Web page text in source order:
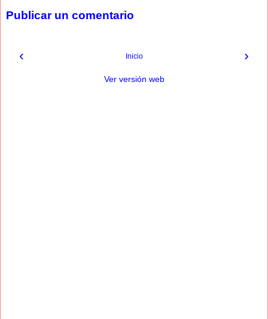
Publicar un comentario
‹ ›
Inicio
Ver versión web